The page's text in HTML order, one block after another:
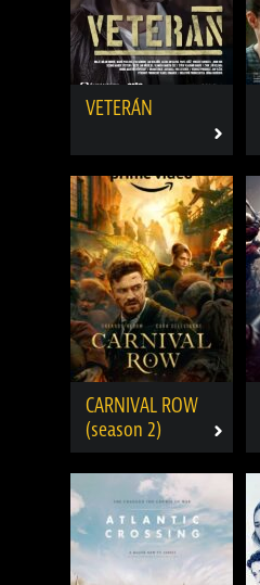
VETERÁN
CARNIVAL ROW
(season 2)